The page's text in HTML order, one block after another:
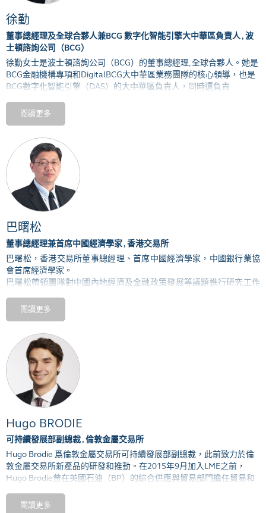
徐勤
董事總經理及全球合夥人兼BCG 數字化智能引擎大中華區負責人 , 波
士頓諮詢公司（BCG）
徐勤女士是波士頓諮詢公司（BCG）的董事總經理,全球合夥人。她是
BCG金融機構專項和DigitalBCG大中華區業務團隊的核心領導，也是
BCG數字化智能引擎（DAS）的大中華區負責人，同時還負責
券業協會互聯網證券委員會專業委員，在多項議題上提供專業意見，
同時也爲中國基金業協會提供專業講座。除此以外，徐女士還是香港
Committee）委員。
徐女士長期以來服務於大中華區的各類金融機構，協助多家領先大型
商業銀行、金融控股機構、證券公司、金融科技機構、保險公司等制
定戰略並推進實施；協助衆多全球大型金融機構拓展大中華區市場。
此外，她也爲工業品、汽車、零售等非金融行業的客戶提供數字化相
關的諮詢服務。
加入BCG之前，徐女士曾在法國興業銀行投資銀行總部（巴黎）任
職。
徐女士畢業於法國巴黎ESSEC高等商業學院，擁有金融工程碩士學
位，並獲得中國武漢大學的經濟學士和法國語言文學學士學位。
閱讀更多
巴曙松
董事總經理兼首席中國經濟學家 , 香港交易所
巴曙松，香港交易所董事總經理、首席中國經濟學家，中國銀行業協
會首席經濟學家。
巴曙松帶領團隊對中國內地經濟及金融政策發展等議題進行研究工作
與合作。
地機遇小組成員、香港銀行學會榮譽顧問、北京大學滙豐金融研究院
執行院長、中國宏觀經濟學會副會長，以及香港浸會大學國際研究及
發展顧問委員會委員。
巴曙松近年來主持出版的中英雙語著作主要包括：《全球大宗商品市
場：從現貨到期貨》（內地的簡體中文版入選2020年“第一財經-摩根
香港新經濟融資創新》（入選2019年“第一財經－摩根大通”年度書
籍、香港商務印書館2019年度十大好書）、《債券通：中國債券市場
國際化的新戰略》、《人民幣國際化的新進展：香港交易所的離岸金
融產品創新》等。
閱讀更多
Hugo BRODIE
可持續發展部副總裁 , 倫敦金屬交易所
Hugo Brodie 爲倫敦金屬交易所可持續發展部副總裁，此前致力於倫
敦金屬交易所新產品的研發和推動。在2015年9月加入LME之前，
Hugo Brodie曾在英國石油（BP）的綜合供應與貿易部門擔任貿易和
閱讀更多